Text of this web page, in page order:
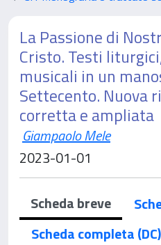
La Passione di
Cristo. Testi
musicali in un
Settecento. Nuova
corretta e ampliata
Giampaolo Mele
2023-01-01
Scheda breve
Scheda completa (DC)